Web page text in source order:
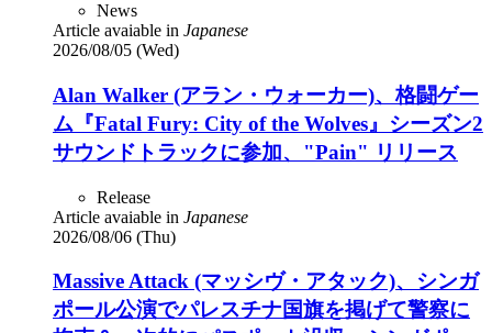
News
Article avaiable in Japanese
2026/08/05 (Wed)
Alan Walker (アラン・ウォーカー)、格闘ゲー
ム『Fatal Fury: City of the Wolves』シーズン2
サウンドトラックに参加、"Pain" リリース
Release
Article avaiable in Japanese
2026/08/06 (Thu)
Massive Attack (マッシヴ・アタック)、シンガ
ポール公演でパレスチナ国旗を掲げて警察に